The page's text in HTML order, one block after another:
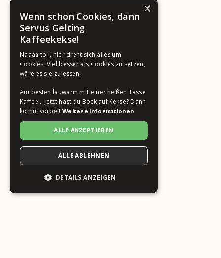
×
Wenn schon Cookies, dann
Servus Gelting
Kaffeekekse!
Naaaa toll, hier dreht sich alles um
Cookies. Viel besser als Cookies zu setzen,
wäre es sie zu essen!
Am besten lauwarm mit einer heißen Tasse
Kaffee… Jetzt hast du Bock auf Kekse? Dann
komm vorbei! Weitere Informationen
ALLE AKZEPTIEREN
ALLE ABLEHNEN
DETAILS ANZEIGEN